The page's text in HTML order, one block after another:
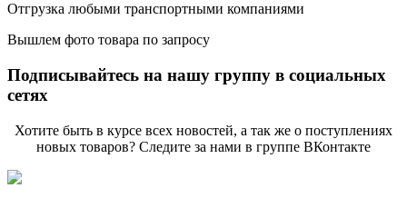
Отгрузка любыми транспортными компаниями
Вышлем фото товара по запросу
Подписывайтесь на нашу группу в социальных
сетях
Хотите быть в курсе всех новостей, а так же о поступлениях
новых товаров? Следите за нами в группе ВКонтакте